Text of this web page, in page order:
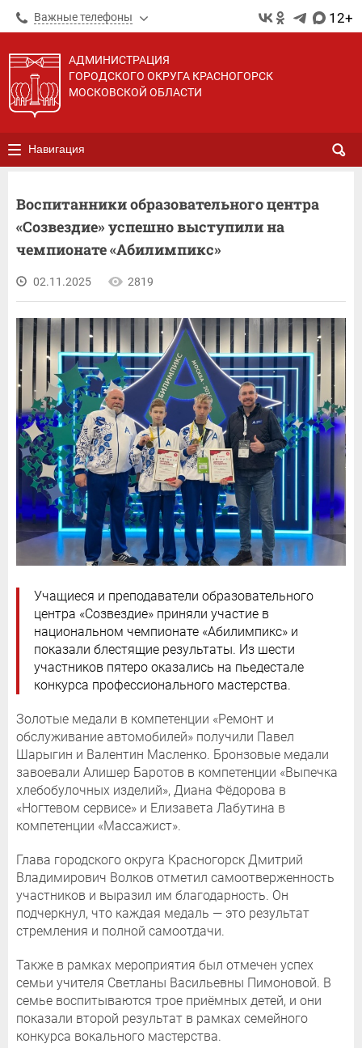
Важные телефоны 12+
АДМИНИСТРАЦИЯ
ГОРОДСКОГО ОКРУГА КРАСНОГОРСК
МОСКОВСКОЙ ОБЛАСТИ
Навигация
Воспитанники образовательного центра
«Созвездие» успешно выступили на
чемпионате «Абилимпикс»
02.11.2025 2819
Учащиеся и преподаватели образовательного
центра «Созвездие» приняли участие в
национальном чемпионате «Абилимпикс» и
показали блестящие результаты. Из шести
участников пятеро оказались на пьедестале
конкурса профессионального мастерства.
Золотые медали в компетенции «Ремонт и
обслуживание автомобилей» получили Павел
Шарыгин и Валентин Масленко. Бронзовые медали
завоевали Алишер Баротов в компетенции «Выпечка
хлебобулочных изделий», Диана Фёдорова в
«Ногтевом сервисе» и Елизавета Лабутина в
компетенции «Массажист».
Глава городского округа Красногорск Дмитрий
Владимирович Волков отметил самоотверженность
участников и выразил им благодарность. Он
подчеркнул, что каждая медаль — это результат
стремления и полной самоотдачи.
Также в рамках мероприятия был отмечен успех
семьи учителя Светланы Васильевны Пимоновой. В
семье воспитываются трое приёмных детей, и они
показали второй результат в рамках семейного
конкурса вокального мастерства.